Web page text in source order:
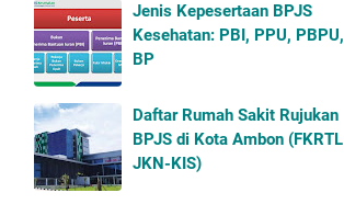
Jenis Kepesertaan BPJS
Kesehatan: PBI, PPU, PBPU,
BP
Daftar Rumah Sakit Rujukan
BPJS di Kota Ambon (FKRTL
JKN-KIS)